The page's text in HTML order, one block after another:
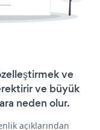
ve
ve büyük
neden olur.
açıklarından